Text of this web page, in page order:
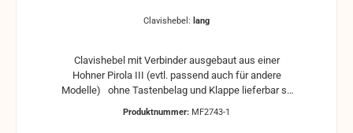
Clavishebel: lang
Clavishebel mit Verbinder ausgebaut aus einer
Hohner Pirola III (evtl. passend auch für andere
Modelle) ohne Tastenbelag und Klappe lieferbar so
Produktnummer: MF2743-1